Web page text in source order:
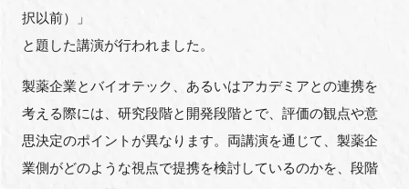
択以前）」
と題した講演が行われました。
製薬企業とバイオテック、あるいはアカデミアとの連携を
考える際には、研究段階と開発段階とで、評価の観点や意
思決定のポイントが異なります。両講演を通じて、製薬企
業側がどのような視点で提携を検討しているのかを、段階